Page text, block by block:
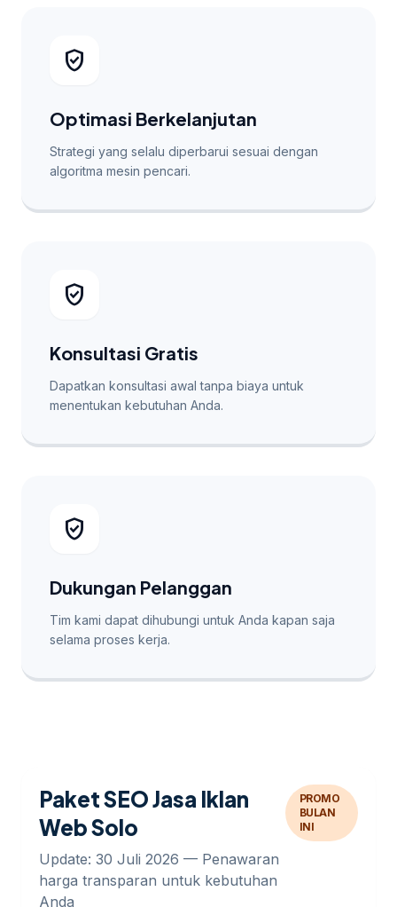
verified_user
Optimasi Berkelanjutan
Strategi yang selalu diperbarui sesuai dengan
algoritma mesin pencari.
verified_user
Konsultasi Gratis
Dapatkan konsultasi awal tanpa biaya untuk
menentukan kebutuhan Anda.
verified_user
Dukungan Pelanggan
Tim kami dapat dihubungi untuk Anda kapan saja
selama proses kerja.
Paket SEO Jasa Iklan
Web Solo
Update: 30 Juli 2026 — Penawaran
harga transparan untuk kebutuhan
Anda
PROMO
BULAN
INI